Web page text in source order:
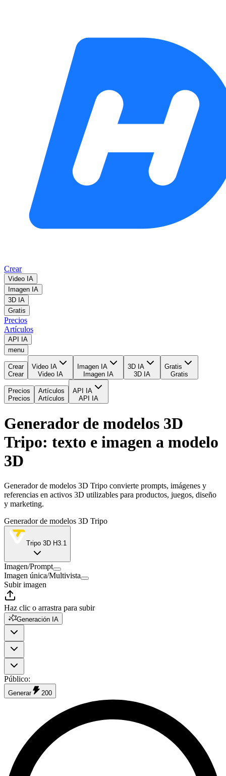
Crear
Video IA
Imagen IA
3D IA
Gratis
Precios
Artículos
API IA
menu
Crear
Crear
Video IA
Video IA
Imagen IA
Imagen IA
3D IA
3D IA
Gratis
Gratis
Precios
Precios
Artículos
Artículos
API IA
API IA
Generador de modelos 3D
Tripo: texto e imagen a modelo
3D
Generador de modelos 3D Tripo convierte prompts, imágenes y
referencias en activos 3D utilizables para productos, juegos, diseño
y marketing.
Generador de modelos 3D Tripo
Tripo 3D H3.1
Imagen/Prompt
Imagen única/Multivista
Subir imagen
Haz clic o arrastra para subir
Generación IA
Público:
Generar 200